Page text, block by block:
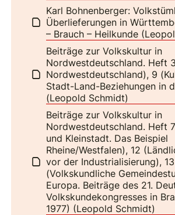
Karl Bohnenberger:
Überlieferungen in
– Brauch – Heilkunde
Beiträge zur Volkskultur in
Nordwestdeutschland. Heft
Nordwestdeutschland), 9
Stadt-Land-Beziehungen in
(Leopold Schmidt)
Beiträge zur Volkskultur in
Nordwestdeutschland. Heft
und Kleinstadt. Das Beispiel
Rheine/Westfalen), 12
vor der Industrialisierung), 13
(Volkskundliche
Europa. Beiträge des 21.
Volkskundekongresses in
1977) (Leopold Schmidt)